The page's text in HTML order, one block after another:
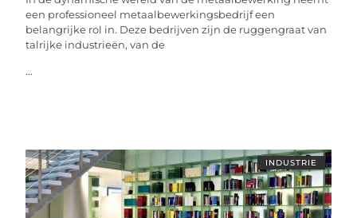
een professioneel metaalbewerkingsbedrijf een
belangrijke rol in. Deze bedrijven zijn de ruggengraat van
talrijke industrieën, van de
...
INDUSTRIE